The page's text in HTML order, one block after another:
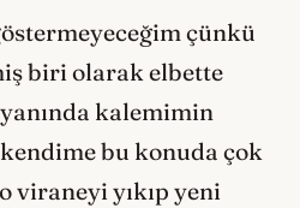
çünkü
biri olarak elbette
kalemimin
bu konuda çok
viraneyi yıkıp yeni